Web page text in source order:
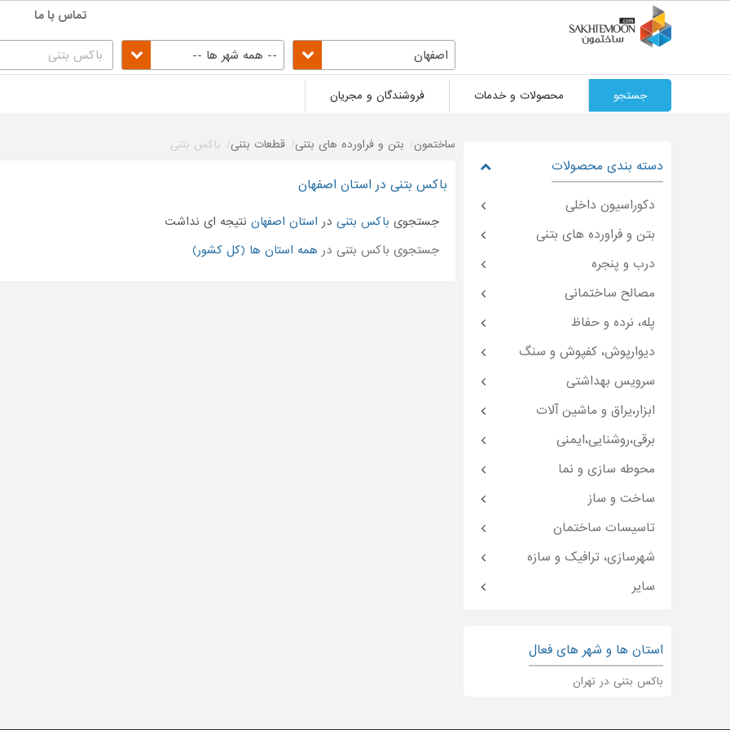
تماس با ما
اصفهان -- همه شهر ها --
جستجو محصولات و خدمات فروشندگان و مجریان
ساختمون بتن و فراورده های بتنی قطعات بتنی باکس بتنی
باکس بتنی در استان اصفهان
جستجوی باکس بتنی در استان اصفهان نتیجه ای نداشت
جستجوی باکس بتنی در همه استان ها (کل کشور)
دسته بندی محصولات
دکوراسیون داخلی
بتن و فراورده های بتنی
درب و پنجره
مصالح ساختمانی
پله، نرده و حفاظ
دیوارپوش، کفپوش و سنگ
سرویس بهداشتی
ابزار،یراق و ماشین آلات
برقی،روشنایی،ایمنی
محوطه سازی و نما
ساخت و ساز
تاسیسات ساختمان
شهرسازی، ترافیک و سازه
سایر
استان ها و شهر های فعال
باکس بتنی در تهران